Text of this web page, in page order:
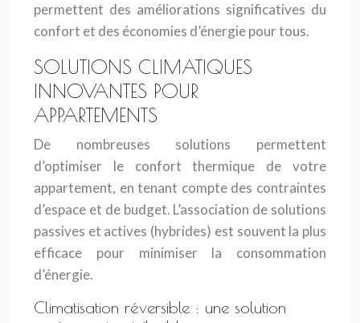
permettent des améliorations significatives du
confort et des économies d’énergie pour tous.
SOLUTIONS CLIMATIQUES
INNOVANTES POUR
APPARTEMENTS
De nombreuses solutions permettent
d’optimiser le confort thermique de votre
appartement, en tenant compte des contraintes
d’espace et de budget. L’association de solutions
passives et actives (hybrides) est souvent la plus
efficace pour minimiser la consommation
d’énergie.
Climatisation réversible : une solution